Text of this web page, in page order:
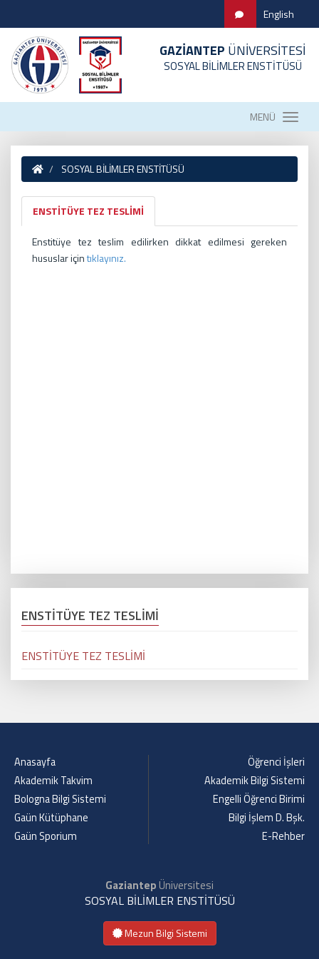
English
GAZİANTEP ÜNİVERSİTESİ
SOSYAL BİLİMLER ENSTİTÜSÜ
MENÜ
SOSYAL BİLİMLER ENSTİTÜSÜ
ENSTİTÜYE TEZ TESLİMİ
Enstitüye tez teslim edilirken dikkat edilmesi gereken
hususlar içintıklayınız.
ENSTİTÜYE TEZ TESLİMİ
ENSTİTÜYE TEZ TESLİMİ
Anasayfa
Akademik Takvim
Bologna Bilgi Sistemi
Gaün Kütüphane
Gaün Sporium
Öğrenci İşleri
Akademik Bilgi Sistemi
Engelli Öğrenci Birimi
Bilgi İşlem D. Bşk.
E-Rehber
GaziantepÜniversitesi
SOSYAL BİLİMLER ENSTİTÜSÜ
Mezun Bilgi Sistemi